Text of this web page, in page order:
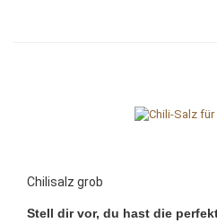
Chilisalz grob
Stell dir vor, du hast die